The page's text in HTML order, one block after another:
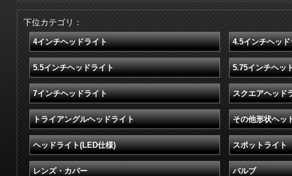
下位カテゴリ：
4インチヘッドライト 4.5インチヘッド
5.5インチヘッドライト 5.75インチヘッ
7インチヘッドライト スクエアヘッド
トライアングルヘッドライト その他形状ヘッ
ヘッドライト(LED仕様) スポットライト
レンズ・カバー バルブ